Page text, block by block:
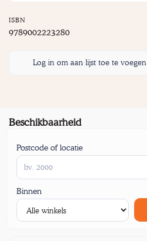
ISBN
9789002223280
Log in om aan lijst toe te voegen
Beschikbaarheid
Postcode of locatie
Binnen